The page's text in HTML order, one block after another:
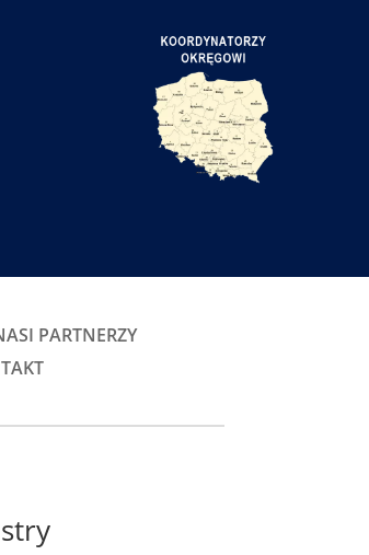
PARTNERZY